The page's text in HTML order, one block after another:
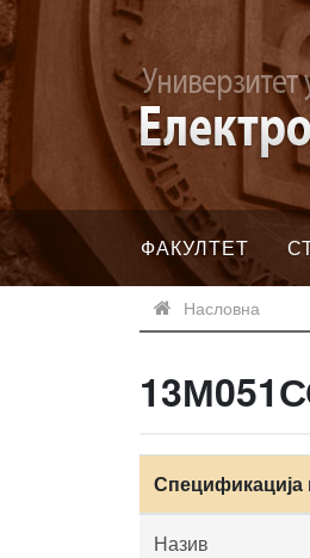
ФАКУЛТЕТ
Насловна
Спецификација
Назив